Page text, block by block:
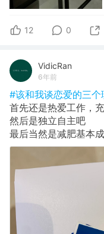
12 0
VidicRan
6年前
#该和我谈恋爱的三个
首先还是热爱工作，
然后是独立自主吧
最后当然是减肥基本